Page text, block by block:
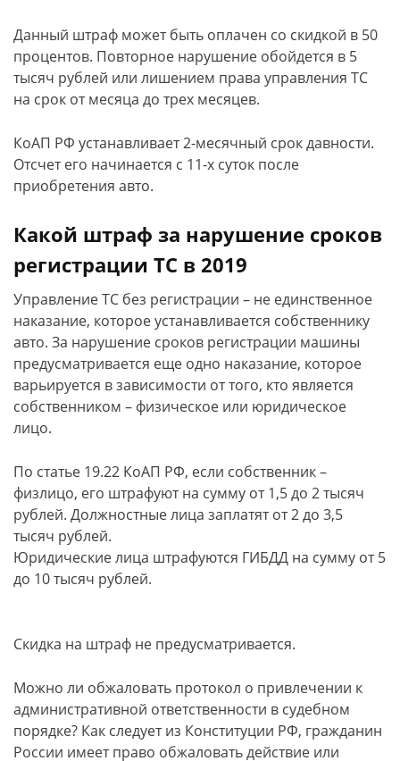
Данный штраф может быть оплачен со скидкой в 50
процентов. Повторное нарушение обойдется в 5
тысяч рублей или лишением права управления ТС
на срок от месяца до трех месяцев.
КоАП РФ устанавливает 2-месячный срок давности.
Отсчет его начинается с 11-х суток после
приобретения авто.
Какой штраф за нарушение сроков
регистрации ТС в 2019
Управление ТС без регистрации – не единственное
наказание, которое устанавливается собственнику
авто. За нарушение сроков регистрации машины
предусматривается еще одно наказание, которое
варьируется в зависимости от того, кто является
собственником – физическое или юридическое
лицо.
По статье 19.22 КоАП РФ, если собственник –
физлицо, его штрафуют на сумму от 1,5 до 2 тысяч
рублей. Должностные лица заплатят от 2 до 3,5
тысяч рублей.
Юридические лица штрафуются ГИБДД на сумму от 5
до 10 тысяч рублей.
Скидка на штраф не предусматривается.
Можно ли обжаловать протокол о привлечении к
административной ответственности в судебном
порядке? Как следует из Конституции РФ, гражданин
России имеет право обжаловать действие или